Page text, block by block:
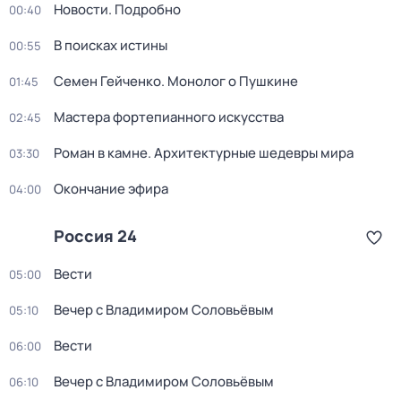
00:40 Новости. Подробно
00:55 В поисках истины
01:45 Семен Гейченко. Монолог о Пушкине
02:45 Мастера фортепианного искусства
03:30 Роман в камне. Архитектурные шедевры мира
04:00 Окончание эфира
Россия 24
05:00 Вести
05:10 Вечер с Владимиром Соловьёвым
06:00 Вести
06:10 Вечер с Владимиром Соловьёвым